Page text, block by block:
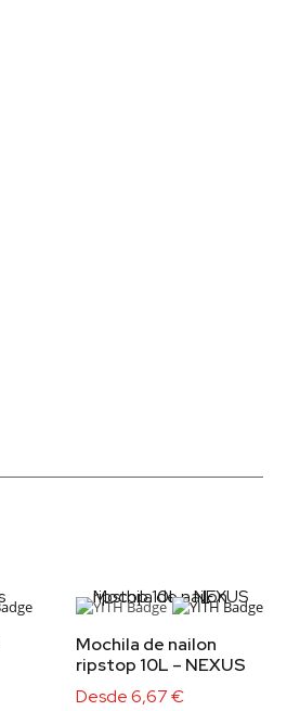
Mochila de nailon
ripstop 10L – NEXUS
Desde6,67€